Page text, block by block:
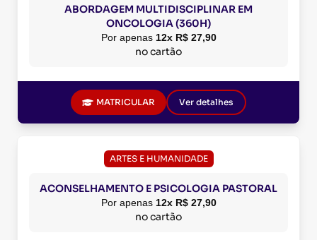
ABORDAGEM MULTIDISCIPLINAR EM
ONCOLOGIA (360H)
Por apenas 12x R$ 27,90
no cartão
MATRICULAR Ver detalhes
ARTES E HUMANIDADE
ACONSELHAMENTO E PSICOLOGIA PASTORAL
Por apenas 12x R$ 27,90
no cartão